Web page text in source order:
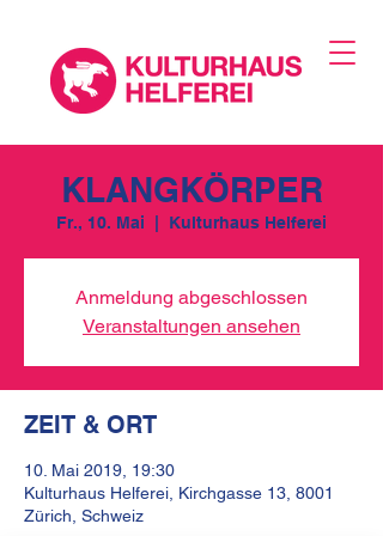
KLANGKÖRPER
Fr., 10. Mai Kulturhaus Helferei
Anmeldung abgeschlossen
Veranstaltungen ansehen
ZEIT & ORT
10. Mai 2019, 19:30
Kulturhaus Helferei, Kirchgasse 13, 8001
Zürich, Schweiz